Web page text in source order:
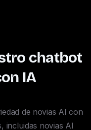
chatbot
IA
de novias AI con
incluidas novias AI